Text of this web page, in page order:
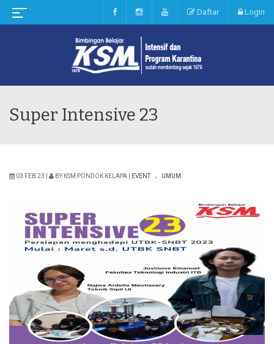
Daftar Login
Super Intensive 23
03 FEB 23 | BY KSM PONDOK KELAPA | EVENT . UMUM